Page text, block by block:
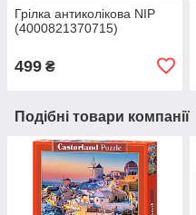
Грілка антиколікова NIP
(4000821370715)
499 ₴
Подібні товари компанії